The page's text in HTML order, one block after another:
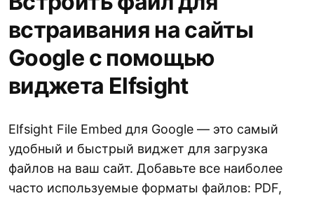
встраивания на сайты
Google с помощью
виджета Elfsight
Elfsight File Embed для Google — это самый
удобный и быстрый виджет для загрузка
файлов на ваш сайт. Добавьте все наиболее
часто используемые форматы файлов: PDF,